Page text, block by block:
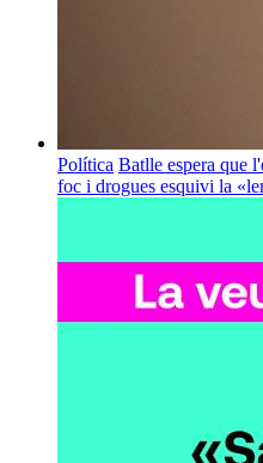
Política Batlle espera que
foc i drogues esquivi la